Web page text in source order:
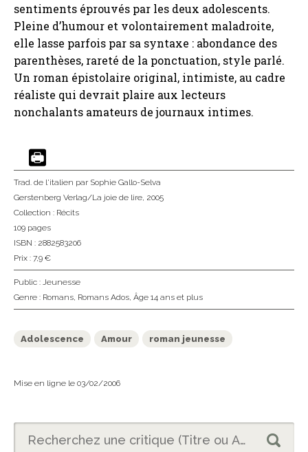
sentiments éprouvés par les deux adolescents.
Pleine d’humour et volontairement maladroite,
elle lasse parfois par sa syntaxe : abondance des
parenthèses, rareté de la ponctuation, style parlé.
Un roman épistolaire original, intimiste, au cadre
réaliste qui devrait plaire aux lecteurs
nonchalants amateurs de journaux intimes.
Trad. de l'italien par Sophie Gallo-Selva
Gerstenberg Verlag/La joie de lire, 2005
Collection : Récits
109 pages
ISBN : 2882583206
Prix : 7,9 €
Public : Jeunesse
Genre : Romans, Romans Ados, Âge 14 ans et plus
Adolescence Amour roman jeunesse
Mise en ligne le 03/02/2006